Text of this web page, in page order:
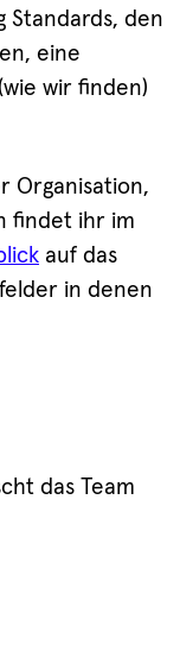
Standards, den
eine
wir finden)
Organisation,
findet ihr im
auf das
in denen
das Team